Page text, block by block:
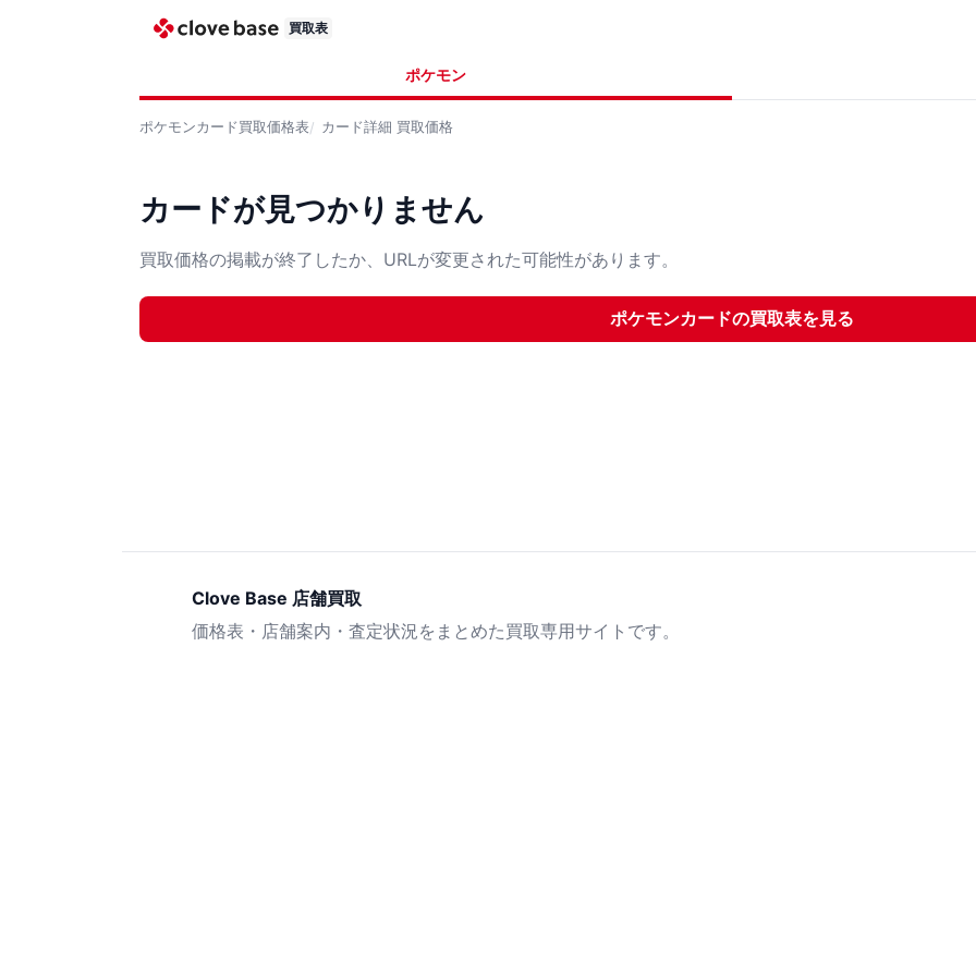
買取表
ポケモン
ポケモンカード買取価格表 カード詳細 買取価格
カードが見つかりません
買取価格の掲載が終了したか、URLが変更された可能性があります。
ポケモンカードの買取表を見る
Clove Base 店舗買取
価格表・店舗案内・査定状況をまとめた買取専用サイトです。